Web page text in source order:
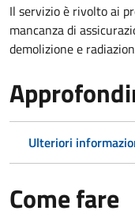
Il servizio è rivolto ai
mancanza di
demolizione e
Ulteriori
Come fare